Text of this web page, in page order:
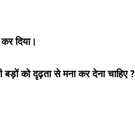
दिया।
को दृढ़ता से मना कर देना चाहिए ?